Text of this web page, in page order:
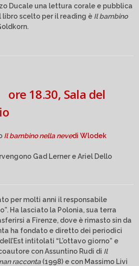
Ducale una lettura corale e pubblica
libro scelto per il reading è Il bambino
ore 18.30, Sala del
Il bambino nella nevedi Wlodek
Gad Lerner e Ariel Dello
per molti anni il responsabile
Ha lasciato la Polonia, sua terra
a Firenze, dove è rimasto sin da
ha fondato e diretto dei periodici
intitolati “L’ottavo giorno” e
con Assuntino Rudi di Il
racconta (1998) e con Massimo Livi